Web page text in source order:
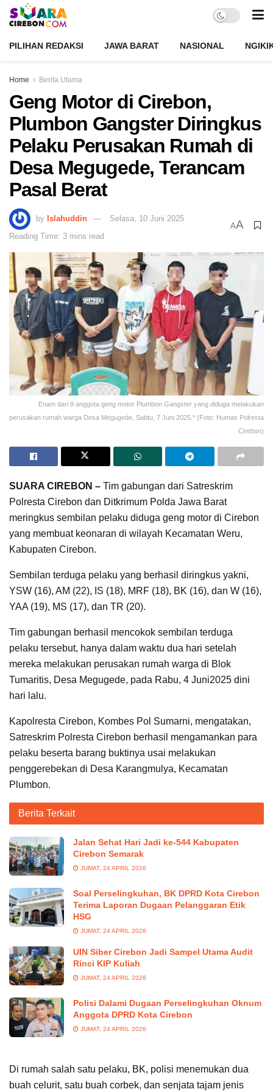
PILIHAN REDAKSI JAWA BARAT NASIONAL
Home Berita Utama
Geng Motor di Cirebon,
Plumbon Gangster Diringkus
Pelaku Perusakan Rumah di
Desa Megugede, Terancam
Pasal Berat
by Islahuddin
Selasa, 10 Juni 2025
Reading Time: 3 mins read
AA
Enam dari 9 anggota geng motor Plumbon Gangster yang diduga melakukan
perusakan rumah warga Desa Megugede, Sabtu, 7 Juni 2025.* (Foto: Humas Polresta
Cirebon)
SUARA CIREBON – Tim gabungan dari Satreskrim
Polresta Cirebon dan Ditkrimum Polda Jawa Barat
meringkus sembilan pelaku diduga geng motor di Cirebon
yang membuat keonaran di wilayah Kecamatan Weru,
Kabupaten Cirebon.
Sembilan terduga pelaku yang berhasil diringkus yakni,
YSW (16), AM (22), IS (18), MRF (18), BK (16), dan W (16),
YAA (19), MS (17), dan TR (20).
Tim gabungan berhasil mencokok sembilan terduga
pelaku tersebut, hanya dalam waktu dua hari setelah
mereka melakukan perusakan rumah warga di Blok
Tumaritis, Desa Megugede, pada Rabu, 4 Juni2025 dini
hari lalu.
Kapolresta Cirebon, Kombes Pol Sumarni, mengatakan,
Satreskrim Polresta Cirebon berhasil mengamankan para
pelaku beserta barang buktinya usai melakukan
penggerebekan di Desa Karangmulya, Kecamatan
Plumbon.
Berita Terkait
Jalan Sehat Hari Jadi ke-544 Kabupaten
Cirebon Semarak
JUMAT, 24 APRIL 2026
Soal Perselingkuhan, BK DPRD Kota Cirebon
Terima Laporan Dugaan Pelanggaran Etik
HSG
JUMAT, 24 APRIL 2026
UIN Siber Cirebon Jadi Sampel Utama Audit
Rinci KIP Kuliah
JUMAT, 24 APRIL 2026
Polisi Dalami Dugaan Perselingkuhan Oknum
Anggota DPRD Kota Cirebon
JUMAT, 24 APRIL 2026
Di rumah salah satu pelaku, BK, polisi menemukan dua
buah celurit, satu buah corbek, dan senjata tajam jenis